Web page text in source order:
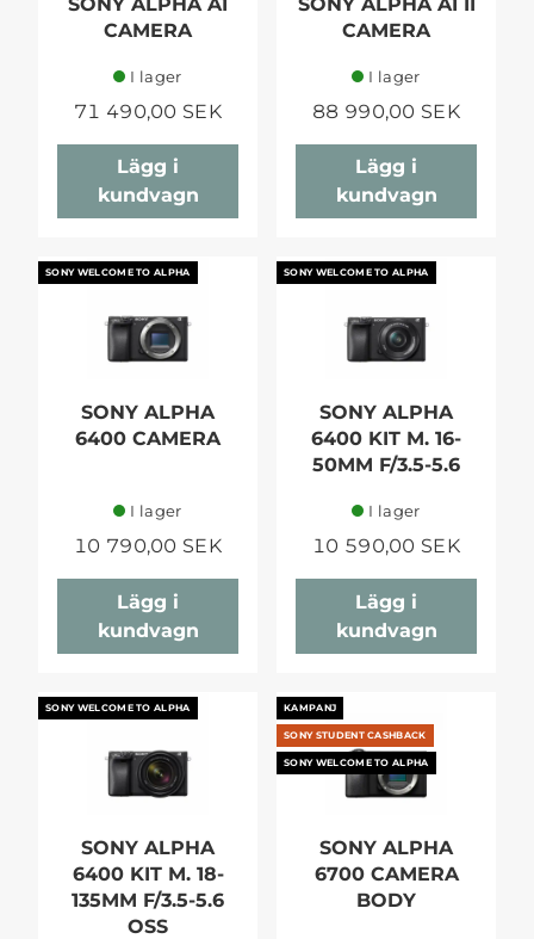
CAMERA
I lager
71 490,00 SEK
Lägg i
kundvagn
CAMERA
I lager
88 990,00 SEK
Lägg i
kundvagn
SONY WELCOME TO ALPHA
SONY ALPHA
6400 CAMERA
I lager
10 790,00 SEK
Lägg i
kundvagn
SONY WELCOME TO ALPHA
SONY ALPHA
6400 KIT M. 16-
50MM F/3.5-5.6
I lager
10 590,00 SEK
Lägg i
kundvagn
SONY WELCOME TO ALPHA
SONY ALPHA
6400 KIT M. 18-
135MM F/3.5-5.6
OSS
KAMPANJ
SONY STUDENT CASHBACK
SONY WELCOME TO ALPHA
SONY ALPHA
6700 CAMERA
BODY